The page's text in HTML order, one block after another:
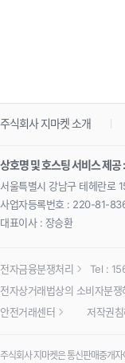
주식회사 지마켓 소개
상호명 및 호스팅 서비스 제공
서울특별시 강남구 테헤란로
사업자등록번호 : 220-81-
대표이사 : 장승환
전자금융분쟁처리 Tel :
전자상거래법상의 소비자분쟁
안전거래센터
저작권
주식회사 지마켓은 통신판매중개